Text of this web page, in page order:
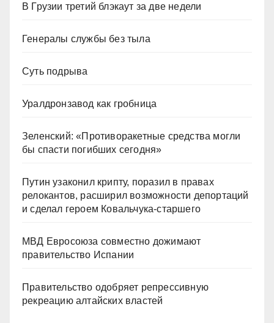
В Грузии третий блэкаут за две недели
Генералы службы без тыла
Суть подрыва
Уралдронзавод как гробница
Зеленский: «Противоракетные средства могли
бы спасти погибших сегодня»
Путин узаконил крипту, поразил в правах
релокантов, расширил возможности депортаций
и сделал героем Ковальчука-старшего
МВД Евросоюза совместно дожимают
правительство Испании
Правительство одобряет репрессивную
рекреацию алтайских властей